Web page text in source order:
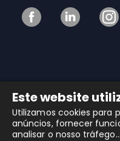
MHR © 2025 Copyright.
Este website
Utilizamos cookies para
anúncios, fornecer
analisar o nosso tráfego...